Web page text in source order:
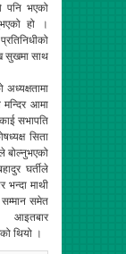
पनि भएको
हो ।
सुखमा साथ
मन्दिर आमा
सभापति
सिता
बोल्नुभएको
घर्तीले
भन्दा माथी
समेत
आइतबार
थियो ।